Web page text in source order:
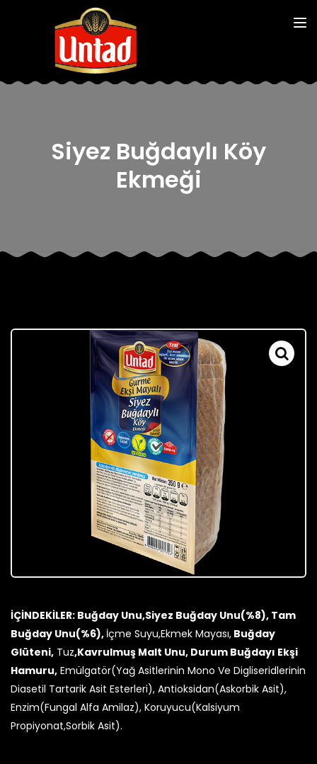
Siyez Buğdaylı Köy
Ekmeği
İÇİNDEKİLER: Buğday Unu,Siyez Buğday Unu(%8), Tam
Buğday Unu(%6), İçme Suyu,Ekmek Mayası, Buğday
Glüteni, Tuz,Kavrulmuş Malt Unu, Durum Buğdayı Ekşi
Hamuru, Emülgatör(Yağ Asitlerinin Mono Ve Digliseridlerinin
Diasetil Tartarik Asit Esterleri), Antioksidan(Askorbik Asit),
Enzim(Fungal Alfa Amilaz), Koruyucu(Kalsiyum
Propiyonat,Sorbik Asit).